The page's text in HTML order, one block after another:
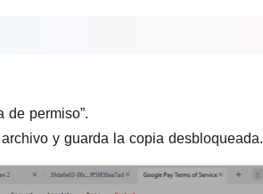
de permiso”.
y guarda la copia desbloqueada.